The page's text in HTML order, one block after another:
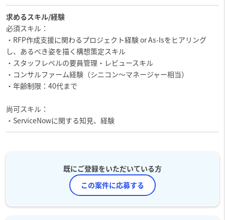
求めるスキル/経験
必須スキル：
・RFP作成支援に関わるプロジェクト経験 or As-Isをヒアリング
し、あるべき姿を描く構想策定スキル
・スタッフレベルの要員管理・レビュースキル
・コンサルファーム経験（シニコン～マネージャー相当）
・年齢制限：40代まで
尚可スキル：
・ServiceNowに関する知見、経験
既にご登録をいただいている方
この案件に応募する